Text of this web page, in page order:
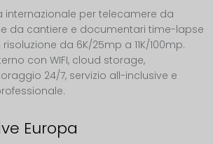
internazionale per telecamere da
da cantiere e documentari time-lapse
risoluzione da 6K/25mp a 11K/100mp.
con WIFI, cloud storage,
24/7, servizio all-inclusive e
Europa